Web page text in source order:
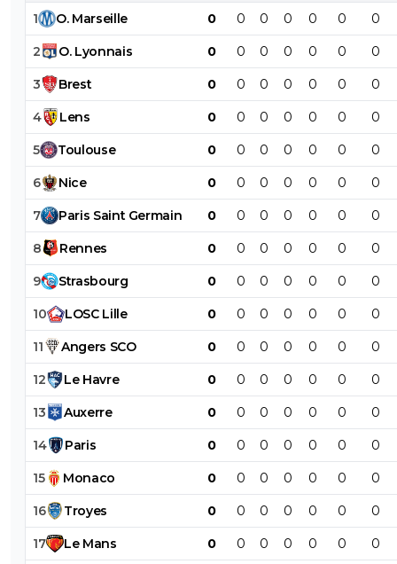
1 O. Marseille 0 0 0 0 0 0 0
2 O. Lyonnais 0 0 0 0 0 0 0
3 Brest 0 0 0 0 0 0 0
4 Lens 0 0 0 0 0 0 0
5 Toulouse 0 0 0 0 0 0 0
6 Nice 0 0 0 0 0 0 0
7 Paris Saint Germain 0 0 0 0 0 0 0
8 Rennes 0 0 0 0 0 0 0
9 Strasbourg 0 0 0 0 0 0 0
10 LOSC Lille 0 0 0 0 0 0 0
11 Angers SCO 0 0 0 0 0 0 0
12 Le Havre 0 0 0 0 0 0 0
13 Auxerre 0 0 0 0 0 0 0
14 Paris 0 0 0 0 0 0 0
15 Monaco 0 0 0 0 0 0 0
16 Troyes 0 0 0 0 0 0 0
17 Le Mans 0 0 0 0 0 0 0